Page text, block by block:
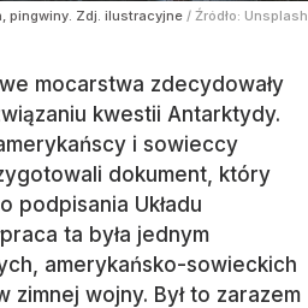
pingwiny. Zdj. ilustracyjne / Źródło: Unsplash
mocarstwa zdecydowały
kwestii Antarktydy.
i sowieccy
dokument, który
podpisania Układu
ta była jednym
amerykańsko-sowieckich
zimnej wojny. Był to zarazem